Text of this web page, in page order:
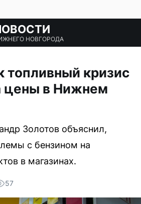
НОВГОРОДА
топливный кризис
цены в Нижнем
Золотов объяснил,
с бензином на
в магазинах.
57